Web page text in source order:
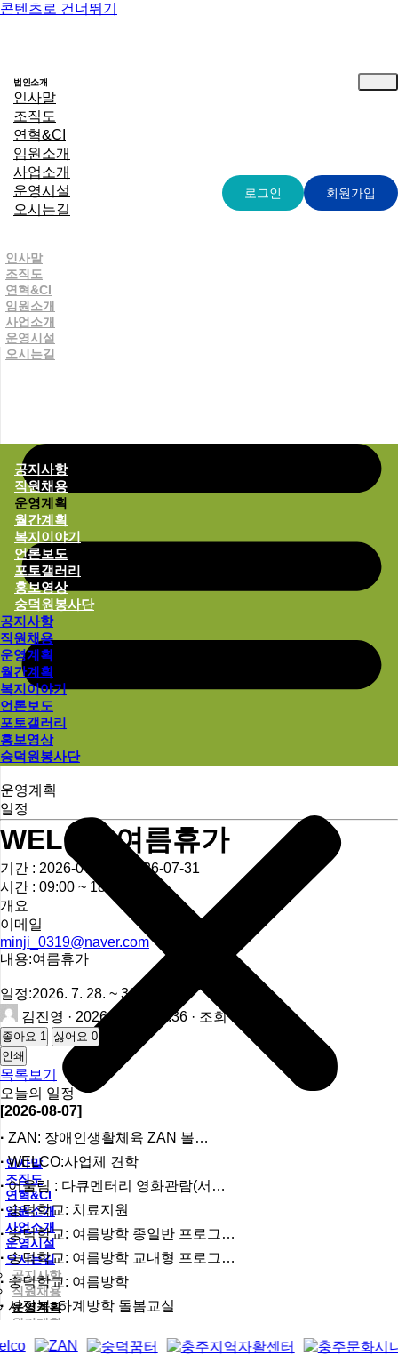
콘텐츠로 건너뛰기
법인소개
인사말
조직도
연혁&CI
임원소개
사업소개
운영시설
오시는길
인사말
조직도
연혁&CI
임원소개
사업소개
운영시설
오시는길
인사말
조직도
연혁&CI
임원소개
사업소개
운영시설
오시는길
공지사항
직원채용
운영계획
월간계획
복지이야기
언론보도
로그인 회원가입
공지사항
직원채용
운영계획
월간계획
복지이야기
언론보도
포토갤러리
홍보영상
숭덕원봉사단
공지사항
직원채용
운영계획
월간계획
복지이야기
언론보도
포토갤러리
홍보영상
숭덕원봉사단
운영계획
일정
WELCO:여름휴가
기간 : 2026-07-28 ~ 2026-07-31
시간 : 09:00 ~ 18:00
개요
이메일
minji_0319@naver.com
내용:여름휴가
일정:2026. 7. 28. ~ 31.(4일)
김진영 · 2026-06-30 10:36 · 조회 132
좋아요 1 싫어요 0
인쇄
목록보기
오늘의 일정
[2026-08-07]
ZAN: 장애인생활체육 ZAN 볼…
WELCO:사업체 견학
어울림 : 다큐멘터리 영화관람(서…
숭덕학교: 치료지원
숭덕학교: 여름방학 종일반 프로그…
숭덕학교: 여름방학 교내형 프로그…
숭덕학교: 여름방학
서장복: 하계방학 돌봄교실